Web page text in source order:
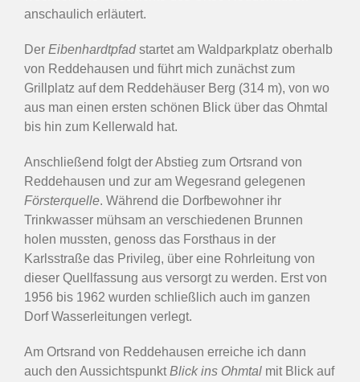
anschaulich erläutert.
Der Eibenhardtpfadstartet am Waldparkplatz oberhalb
von Reddehausen und führt mich zunächst zum
Grillplatz auf dem Reddehäuser Berg (314 m), von wo
aus man einen ersten schönen Blick über das Ohmtal
bis hin zum Kellerwald hat.
Anschließend folgt der Abstieg zum Ortsrand von
Reddehausen und zur am Wegesrand gelegenen
Försterquelle. Während die Dorfbewohner ihr
Trinkwasser mühsam an verschiedenen Brunnen
holen mussten, genoss das Forsthaus in der
Karlsstraße das Privileg, über eine Rohrleitung von
dieser Quellfassung aus versorgt zu werden. Erst von
1956 bis 1962 wurden schließlich auch im ganzen
Dorf Wasserleitungen verlegt.
Am Ortsrand von Reddehausen erreiche ich dann
auch den AussichtspunktBlick ins Ohmtal mit Blick auf